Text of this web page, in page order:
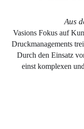
Aus
Vasions Fokus auf
Druckmanagements
Durch den Einsatz
einst komplexen